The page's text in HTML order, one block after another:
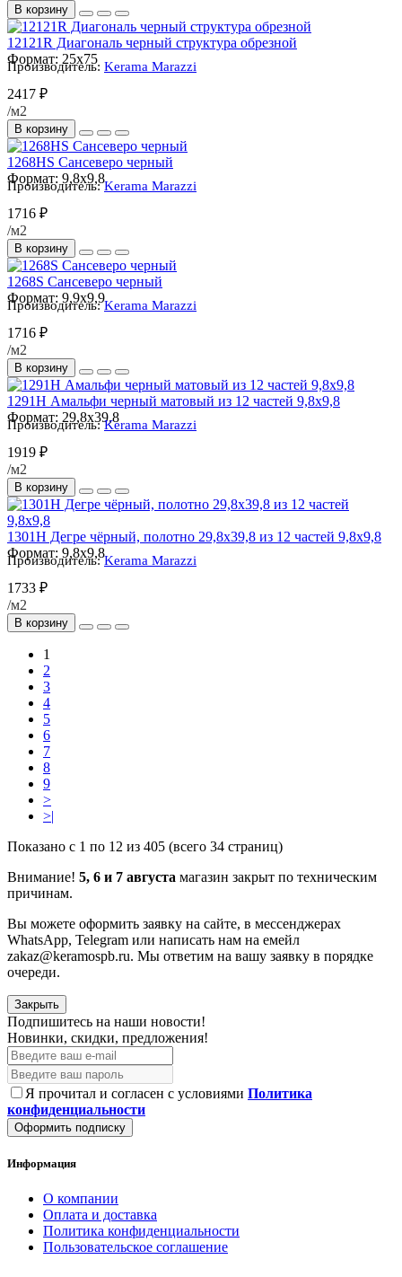
В корзину
12121R Диагональ черный структура обрезной
Формат: 25x75
Производитель: Kerama Marazzi
2417 ₽
/м2
В корзину
1268HS Сансеверо черный
Формат: 9,8x9,8
Производитель:Kerama Marazzi
1716 ₽
/м2
В корзину
1268S Сансеверо черный
Формат: 9,9x9,9
Производитель:Kerama Marazzi
1716 ₽
/м2
В корзину
1291H Амальфи черный матовый из 12 частей 9,8х9,8
Формат: 29,8x39,8
Производитель:Kerama Marazzi
1919 ₽
/м2
В корзину
1301H Дегре чёрный, полотно 29,8х39,8 из 12 частей 9,8х9,8
Формат: 9,8x9,8
Производитель:Kerama Marazzi
1733 ₽
/м2
В корзину
1
2
3
4
5
6
7
8
9
>
>|
Показано с 1 по 12 из 405 (всего 34 страниц)
Внимание! 5, 6 и 7 августа магазин закрыт по техническим
причинам.
Вы можете оформить заявку на сайте, в мессенджерах
WhatsApp, Telegram или написать нам на емейл
zakaz@keramospb.ru. Мы ответим на вашу заявку в порядке
очереди.
Закрыть
Подпишитесь на наши новости!
Новинки, скидки, предложения!
Я прочитал и согласен с условиями Политика
конфиденциальности
Оформить подписку
Информация
О компании
Оплата и доставка
Политика конфиденциальности
Пользовательское соглашение